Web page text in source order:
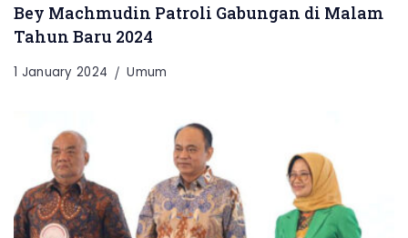
Bey Machmudin Patroli Gabungan di Malam
Tahun Baru 2024
1 January 2024 Umum